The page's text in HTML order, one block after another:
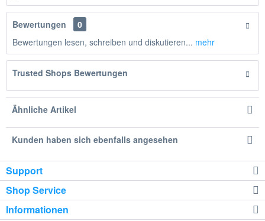
Bewertungen
0
Bewertungen lesen, schreiben und diskutieren... mehr
Trusted Shops Bewertungen
Ähnliche Artikel
Kunden haben sich ebenfalls angesehen
Support
Shop Service
Informationen